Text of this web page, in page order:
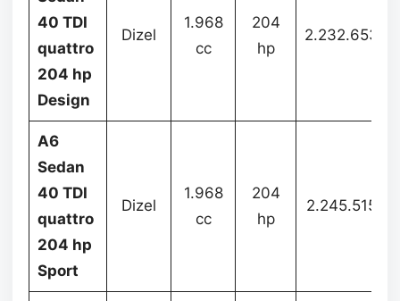
40 TDI
quattro
204 hp
Design
Dizel
1.968
cc
204
hp
2.232.653
A6
Sedan
40 TDI
quattro
204 hp
Sport
Dizel
1.968
cc
204
hp
2.245.515